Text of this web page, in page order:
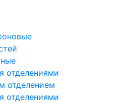
отделениями
отделением
отделениями